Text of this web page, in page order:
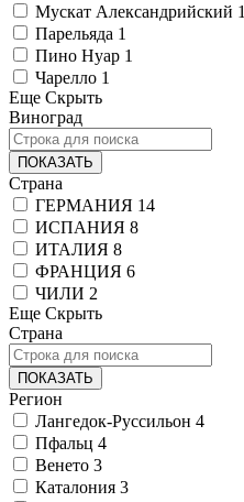
Мускат Александрийский 1
Парельяда 1
Пино Нуар 1
Чарелло 1
Еще Скрыть
Виноград
ПОКАЗАТЬ
Страна
ГЕРМАНИЯ 14
ИСПАНИЯ 8
ИТАЛИЯ 8
ФРАНЦИЯ 6
ЧИЛИ 2
Еще Скрыть
Страна
ПОКАЗАТЬ
Регион
Лангедок-Руссильон 4
Пфальц 4
Венето 3
Каталония 3